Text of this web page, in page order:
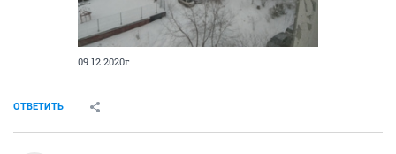
09.12.2020г.
ОТВЕТИТЬ